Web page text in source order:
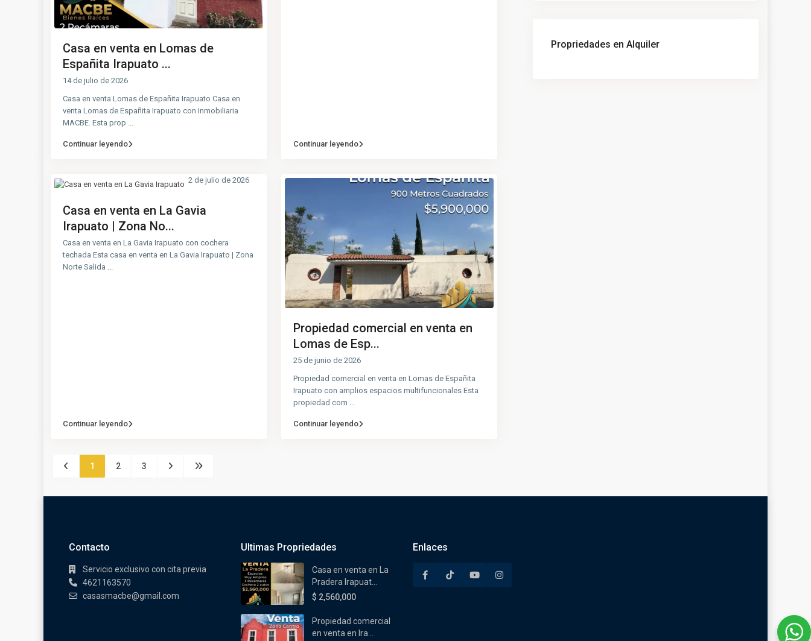
Casa en venta en Lomas de
Españita Irapuato ...
14 de julio de 2026
Casa en venta Lomas de Españita Irapuato Casa en
venta Lomas de Españita Irapuato con Inmobiliaria
MACBE. Esta prop ...
Continuar leyendo Continuar leyendo
Casa en venta en La Gavia
Irapuato | Zona No...
2 de julio de 2026
Casa en venta en La Gavia Irapuato con cochera
techada Esta casa en venta en La Gavia Irapuato | Zona
Norte Salida
Continuar leyendo
Propiedad comercial en venta en
Lomas de Esp...
25 de junio de 2026
Propiedad comercial en venta en Lomas de Españita
Irapuato con amplios espacios multifuncionales Esta
propiedad com ...
Continuar leyendo
1 2 3
Propriedades en Alquiler
Contacto
Servicio exclusivo con cita previa
4621163570
casasmacbe@gmail.com
Ultimas Propriedades
Casa en venta en La
Pradera Irapuat...
$ 2,560,000
Propiedad comercial
en venta en Ira...
Enlaces